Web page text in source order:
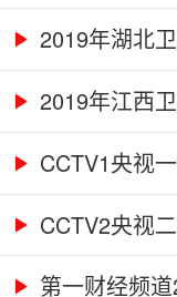
2019年湖北
2019年江西
CCTV1央视
CCTV2央视
第一财经频